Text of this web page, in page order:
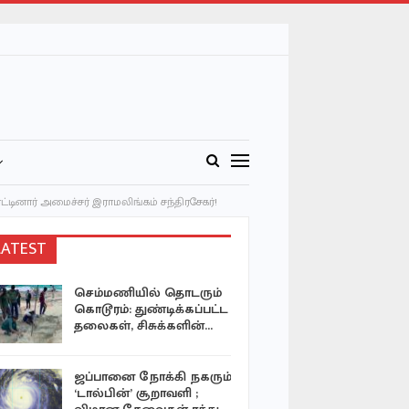
அமைச்சர் இராமலிங்கம் சந்திரசேகர்!
செம்மணியில் தொடரும்
கொடூரம்: துண்டிக்கப்பட்ட
தலைகள், சிசுக்களின்…
ஜப்பானை நோக்கி நகரும்
‘டால்பின்’ சூறாவளி ;